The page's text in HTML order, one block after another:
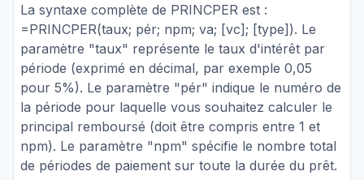
La syntaxe complète de PRINCPER est :
=PRINCPER(taux; pér; npm; va; [vc]; [type]). Le
paramètre "taux" représente le taux d'intérêt par
période (exprimé en décimal, par exemple 0,05
pour 5%). Le paramètre "pér" indique le numéro de
la période pour laquelle vous souhaitez calculer le
principal remboursé (doit être compris entre 1 et
npm). Le paramètre "npm" spécifie le nombre total
de périodes de paiement sur toute la durée du prêt.